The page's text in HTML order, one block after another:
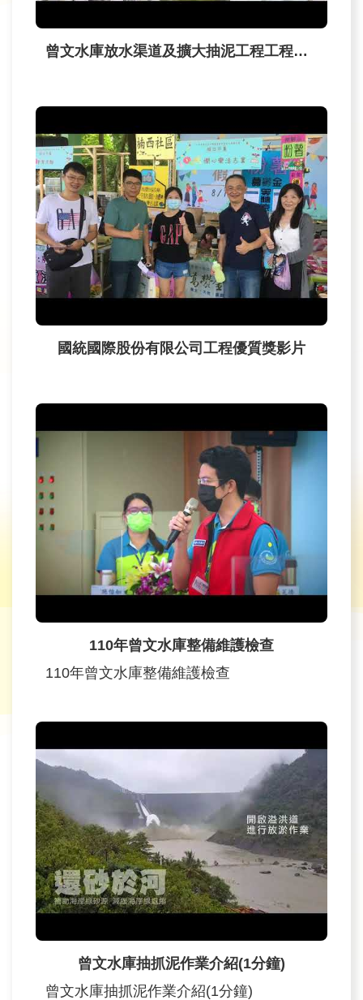
曾文水庫放水渠道及擴大抽泥工程工程介紹影片
國統國際股份有限公司工程優質獎影片
110年曾文水庫整備維護檢查
110年曾文水庫整備維護檢查
曾文水庫抽抓泥作業介紹(1分鐘)
曾文水庫抽抓泥作業介紹(1分鐘)